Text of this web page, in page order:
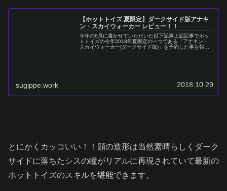
【ホットトイズ 夏限定】ダークサイド版アナキ
ン・スカイウォーカー レビュー！！
今年の6月に書かせていただいた以下記事上記記事でホッ
トトイズの今年2018年夏限定の一つである「アナキン・
スカイウォーカー(ダークサイド版)」を予約した事を報告
sugippe.work 2018.10.29
とにかくカッコいい！！顔の造形は当然素晴らしくダーク
サイドに落ちたシスの瞳がリアルに再現されていて最新の
ホットトイズのスキルを堪能できます。